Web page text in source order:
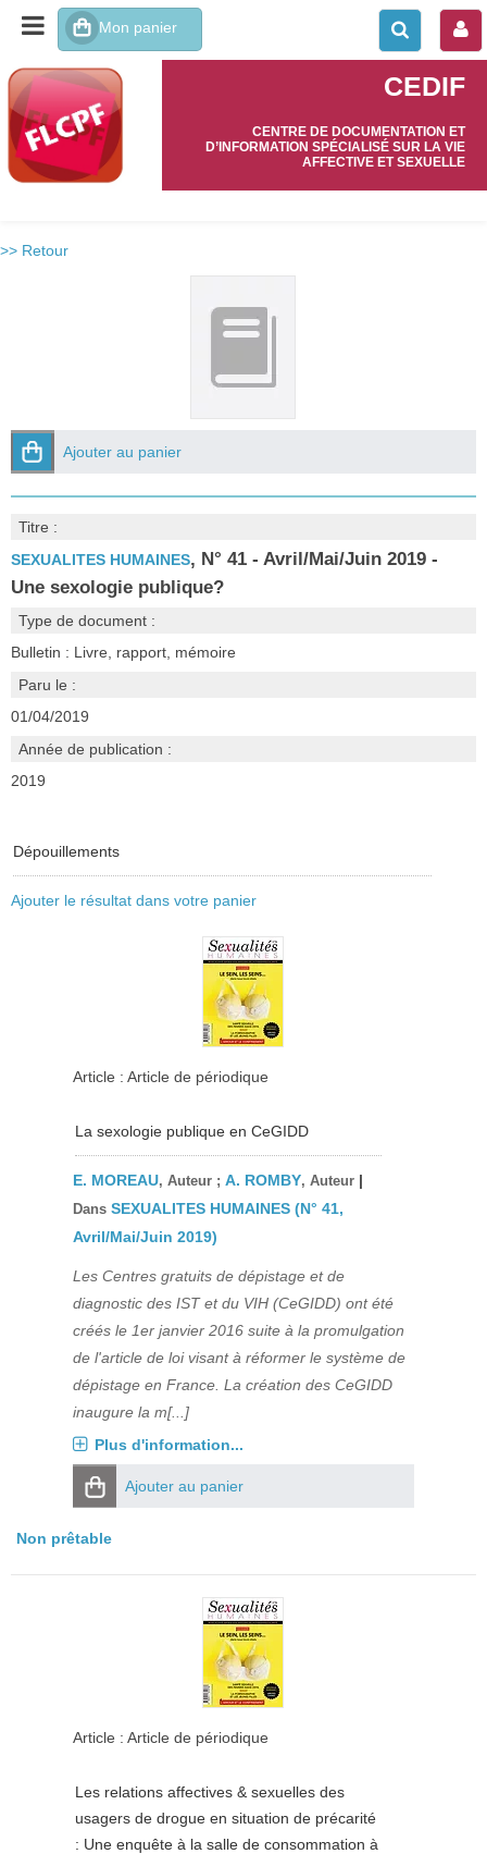
CEDIF
CENTRE DE DOCUMENTATION ET
D’INFORMATION SPÉCIALISÉ SUR LA VIE
AFFECTIVE ET SEXUELLE
>> Retour
Ajouter au panier
Titre :
SEXUALITES HUMAINES, N° 41 - Avril/Mai/Juin 2019 -
Une sexologie publique?
Type de document :
Bulletin : Livre, rapport, mémoire
Paru le :
01/04/2019
Année de publication :
2019
Dépouillements
Ajouter le résultat dans votre panier
Article : Article de périodique
La sexologie publique en CeGIDD
E. MOREAU, Auteur ;A. ROMBY, Auteur |
DansSEXUALITES HUMAINES (N° 41,
Avril/Mai/Juin 2019)
Les Centres gratuits de dépistage et de
diagnostic des IST et du VIH (CeGIDD) ont été
créés le 1er janvier 2016 suite à la promulgation
de l'article de loi visant à réformer le système de
dépistage en France. La création des CeGIDD
inaugure la m[...]
Plus d'information...
Ajouter au panier
Non prêtable
Article : Article de périodique
Les relations affectives & sexuelles des
usagers de drogue en situation de précarité
: Une enquête à la salle de consommation à